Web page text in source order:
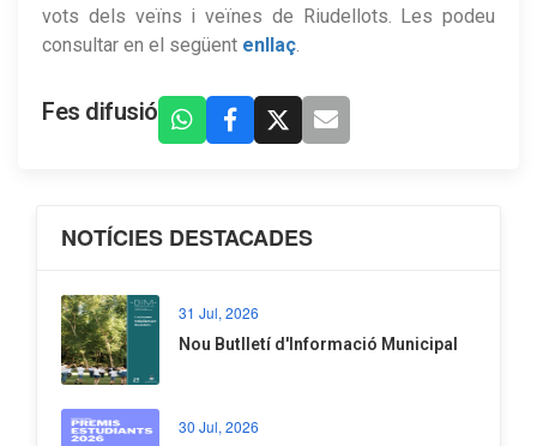
vots dels veïns i veïnes de Riudellots. Les podeu
consultar en el següent enllaç
Fes difusió
NOTÍCIES DESTACADES
31 Jul, 2026
Nou Butlletí d'Informació Municipal
30 Jul, 2026